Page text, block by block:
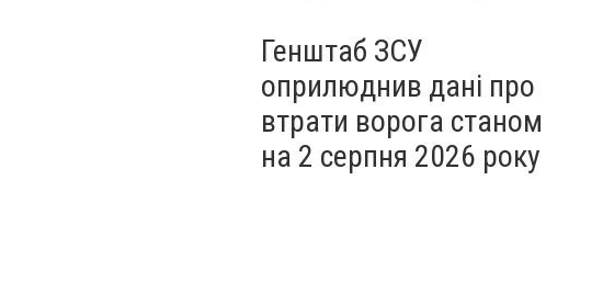
Генштаб ЗСУ
оприлюднив дані про
втрати ворога станом
на 2 серпня 2026 року